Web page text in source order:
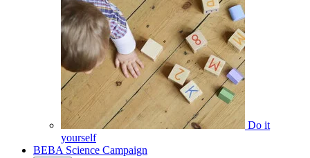
Do it
yourself
BEBA Science Campaign